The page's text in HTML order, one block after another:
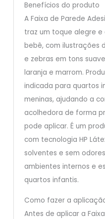
Benefícios do produto
A Faixa de Parede
traz um toque alegre
bebê, com ilustrações
e zebras em tons
laranja e marrom.
indicada para quartos
meninas, ajudando a
acolhedora de forma
pode aplicar. É um
com tecnologia HP
solventes e sem
ambientes internos e
quartos infantis.
Como fazer a
Antes de aplicar a